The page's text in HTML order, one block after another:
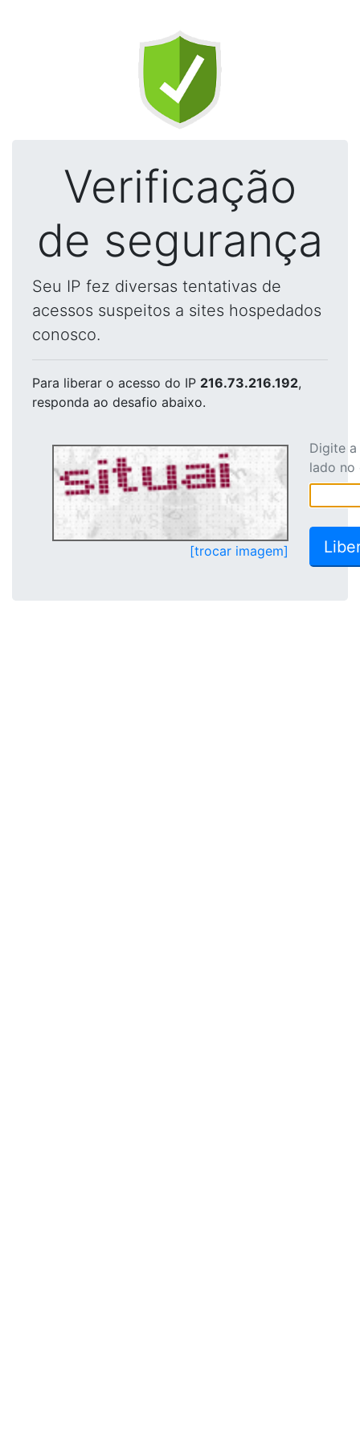
Verificação
de segurança
Seu IP fez diversas tentativas de
acessos suspeitos a sites hospedados
conosco.
Para liberar o acesso do IP 216.73.216.192,
responda ao desafio abaixo.
[trocar imagem]
Digite
lado no